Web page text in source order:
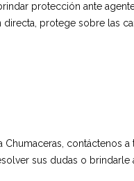
protección ante
protege sobre las
Chumaceras, contáctenos
sus dudas o brindarle